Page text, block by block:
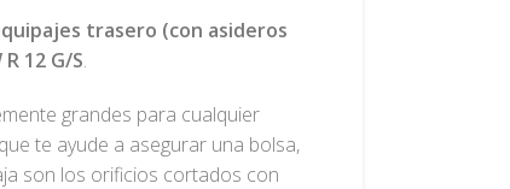
trasero (con asideros
R 12 G/S.
grandes para cualquier
te ayude a asegurar una bolsa,
son los orificios cortados con